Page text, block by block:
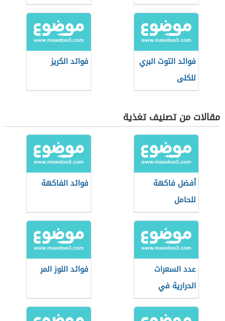
فوائد التوت البري
للكلى
فوائد الكريز
مقالات من تصنيف تغذية
أفضل فاكهة
للحامل
فوائد الفاكهة
عدد السعرات
الحرارية في
البطيخ
فوائد اللوز المر